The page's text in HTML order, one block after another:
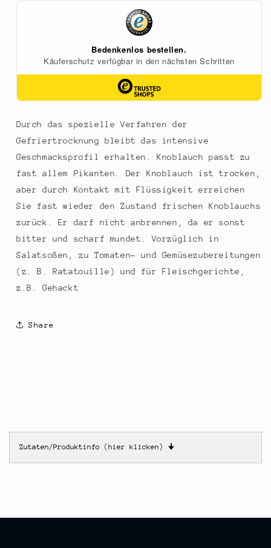
Durch das spezielle Verfahren der
Gefriertrocknung bleibt das intensive
Geschmacksprofil erhalten. Knoblauch passt zu
fast allem Pikanten. Der Knoblauch ist trocken,
aber durch Kontakt mit Flüssigkeit erreichen
Sie fast wieder den Zustand frischen Knoblauchs
zurück. Er darf nicht anbrennen, da er sonst
bitter und scharf mundet. Vorzüglich in
Salatsoßen, zu Tomaten- und Gemüsezubereitungen
(z. B. Ratatouille) und für Fleischgerichte,
z.B. Gehackt
Share
Zutaten/Produktinfo (hier klicken) 🠋